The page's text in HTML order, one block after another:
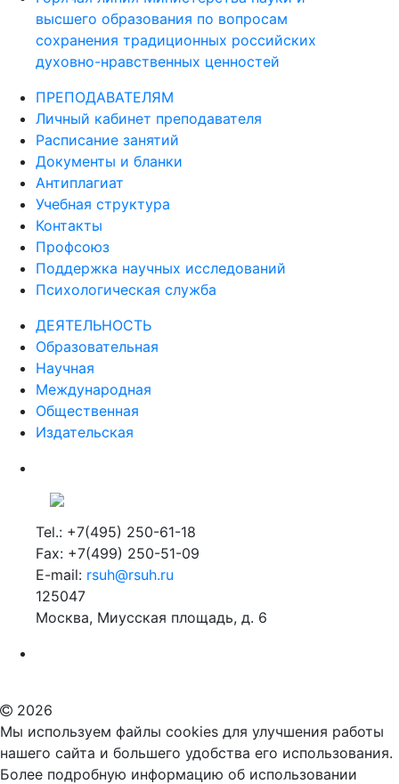
высшего образования по вопросам
сохранения традиционных российских
духовно-нравственных ценностей
ПРЕПОДАВАТЕЛЯМ
Личный кабинет преподавателя
Расписание занятий
Документы и бланки
Антиплагиат
Учебная структура
Контакты
Профсоюз
Поддержка научных исследований
Психологическая служба
ДЕЯТЕЛЬНОСТЬ
Образовательная
Научная
Международная
Общественная
Издательская
Tel.: +7(495) 250-61-18
Fax: +7(499) 250-51-09
E-mail: rsuh@rsuh.ru
125047
Москва, Миусская площадь, д. 6
2026
Мы используем файлы cookies для улучшения работы
нашего сайта и большего удобства его использования.
Более подробную информацию об использовании